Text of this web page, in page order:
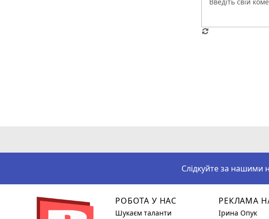
Слідкуйте за нашими
РОБОТА У НАС
Шукаєм таланти
РЕКЛАМА
Ірина Опук